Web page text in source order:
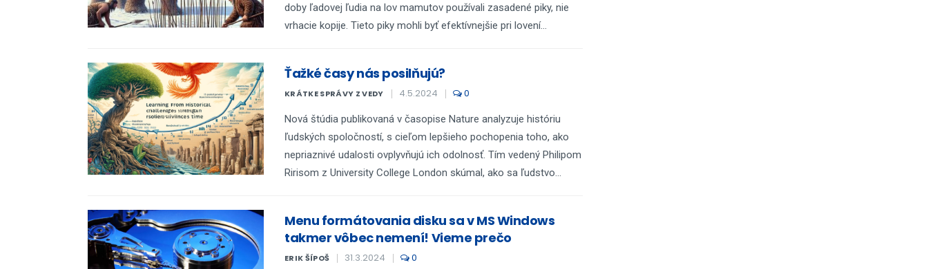
doby ľadovej ľudia na lov mamutov používali zasadené piky, nie
vrhacie kopije. Tieto piky mohli byť efektívnejšie pri lovení...
Ťažké časy nás posilňujú?
KRÁTKE SPRÁVY Z VEDY 4.5.2024 0
Nová štúdia publikovaná v časopise Nature analyzuje históriu
ľudských spoločností, s cieľom lepšieho pochopenia toho, ako
nepriaznivé udalosti ovplyvňujú ich odolnosť. Tím vedený Philipom
Ririsom z University College London skúmal, ako sa ľudstvo...
Menu formátovania disku sa v MS Windows
takmer vôbec nemení! Vieme prečo
ERIK ŠÍPOŠ 31.3.2024 0